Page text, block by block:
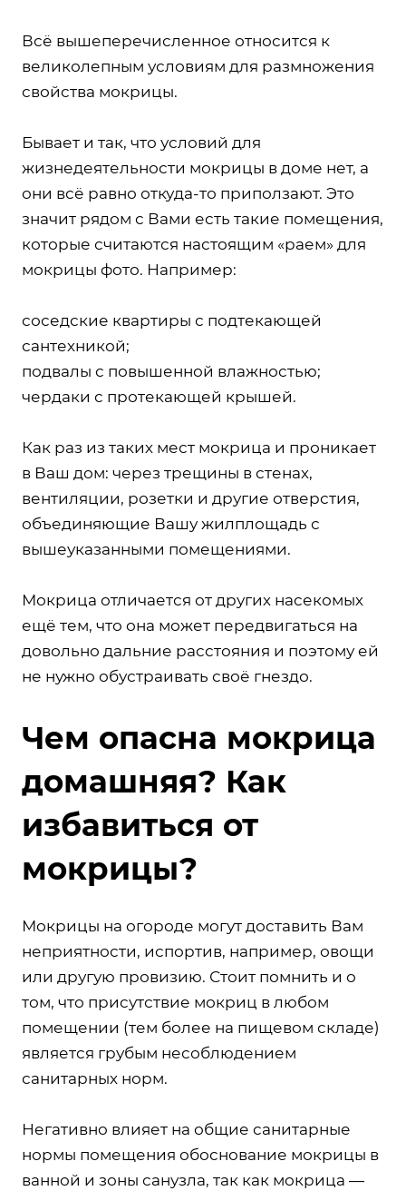
Всё вышеперечисленное относится к
великолепным условиям для размножения
свойства мокрицы.
Бывает и так, что условий для
жизнедеятельности мокрицы в доме нет, а
они всё равно откуда-то приползают. Это
значит рядом с Вами есть такие помещения,
которые считаются настоящим «раем» для
мокрицы фото. Например:
соседские квартиры с подтекающей
сантехникой;
подвалы с повышенной влажностью;
чердаки с протекающей крышей.
Как раз из таких мест мокрица и проникает
в Ваш дом: через трещины в стенах,
вентиляции, розетки и другие отверстия,
объединяющие Вашу жилплощадь с
вышеуказанными помещениями.
Мокрица отличается от других насекомых
ещё тем, что она может передвигаться на
довольно дальние расстояния и поэтому ей
не нужно обустраивать своё гнездо.
Чем опасна мокрица
домашняя? Как
избавиться от
мокрицы?
Мокрицы на огороде могут доставить Вам
неприятности, испортив, например, овощи
или другую провизию. Стоит помнить и о
том, что присутствие мокриц в любом
помещении (тем более на пищевом складе)
является грубым несоблюдением
санитарных норм.
Негативно влияет на общие санитарные
нормы помещения обоснование мокрицы в
ванной и зоны санузла, так как мокрица —